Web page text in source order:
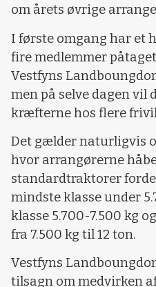
om årets øvrige
I første omgang har et
fire medlemmer
Vestfyns
men på selve dagen vil
kræfterne hos flere
Det gælder naturligvis
hvor arrangørerne
standardtraktorer
mindste klasse under
klasse 5.700-7.500 kg
fra 7.500 kg til 12 ton.
Vestfyns
tilsagn om medvirken